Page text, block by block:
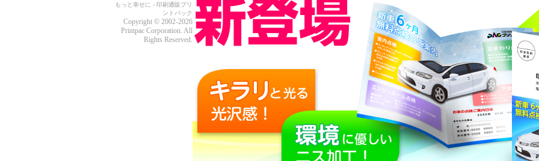
もっと幸せに - 印刷通販プリ
ントパック
Copyright © 2002-2026
Printpac Corporation. All
Rights Reserved.